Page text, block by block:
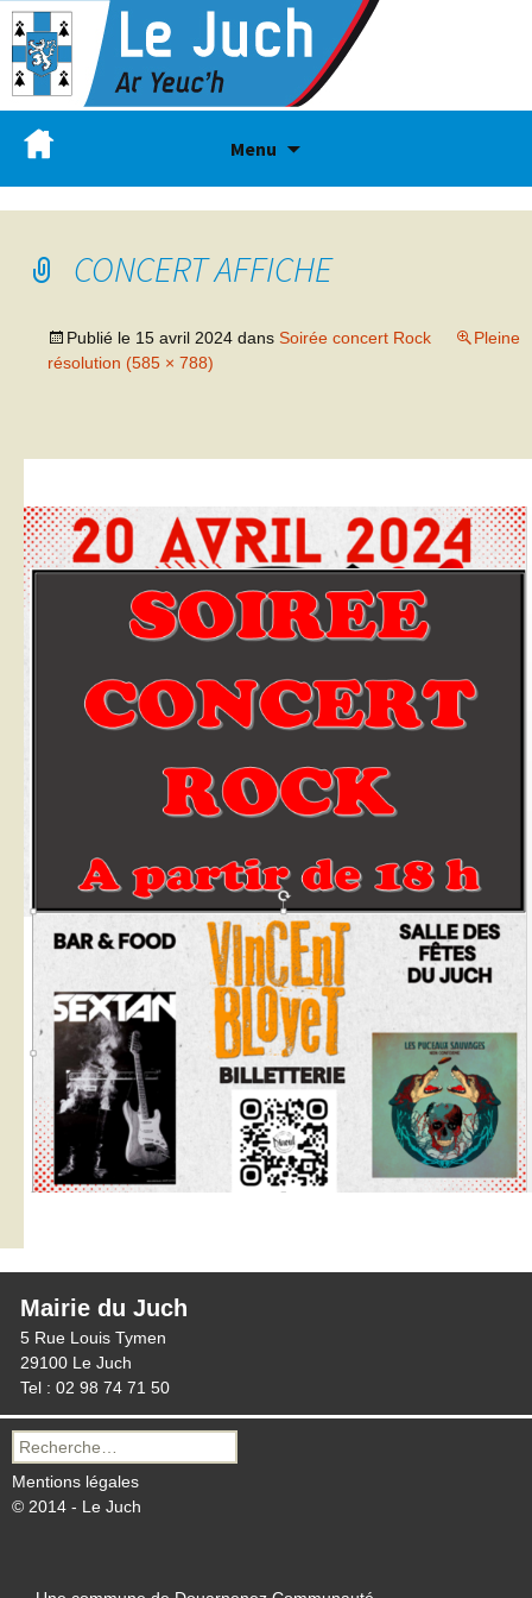
Menu
CONCERT AFFICHE
Publié le 15 avril 2024 dans Soirée concert Rock
Pleine
résolution (585 × 788)
Mairie du Juch
5 Rue Louis Tymen
29100 Le Juch
Tel : 02 98 74 71 50
Recherche
pour :
Mentions légales
© 2014 - Le Juch